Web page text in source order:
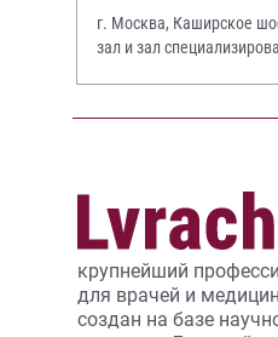
г. Москва, Каширское
зал и зал
крупнейший
для врачей и
создан на базе